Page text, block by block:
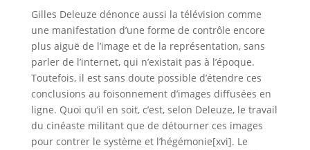
Gilles Deleuze dénonce aussi la télévision comme
une manifestation d’une forme de contrôle encore
plus aiguë de l’image et de la représentation, sans
parler de l’internet, qui n’existait pas à l’époque.
Toutefois, il est sans doute possible d’étendre ces
conclusions au foisonnement d’images diffusées en
ligne. Quoi qu’il en soit, c’est, selon Deleuze, le travail
du cinéaste militant que de détourner ces images
pour contrer le système et l’hégémonie[xvi]. Le